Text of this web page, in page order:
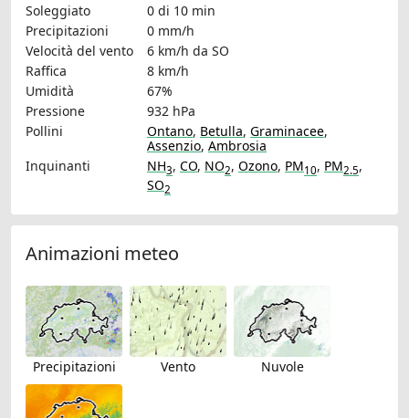
Soleggiato
0 di 10 min
Precipitazioni
0 mm/h
Velocità del vento
6 km/h da SO
Raffica
8 km/h
Umidità
67%
Pressione
932 hPa
Pollini
Ontano, Betulla, Graminacee,
Assenzio, Ambrosia
Inquinanti
NH3, CO, NO2, Ozono, PM10, PM2.5,
SO2
Animazioni meteo
Precipitazioni Vento Nuvole